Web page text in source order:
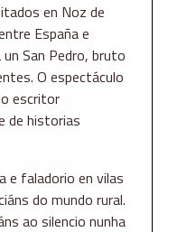
en Noz de
España e
San Pedro, bruto
O espectáculo
escritor
de historias
e faladorio en vilas
do mundo rural.
ao silencio nunha